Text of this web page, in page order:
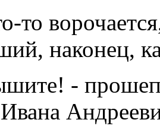
то
наконец,
-